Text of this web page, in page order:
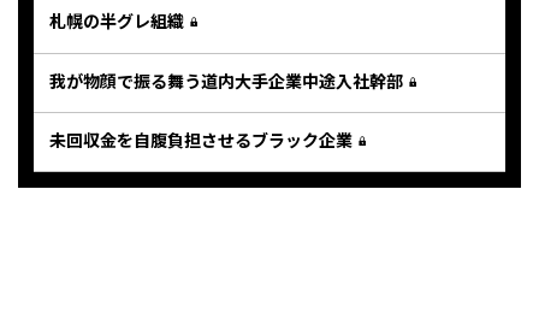
札幌の半グレ組織
我が物顔で振る舞う道内大手企業中途入社幹部
未回収金を自腹負担させるブラック企業